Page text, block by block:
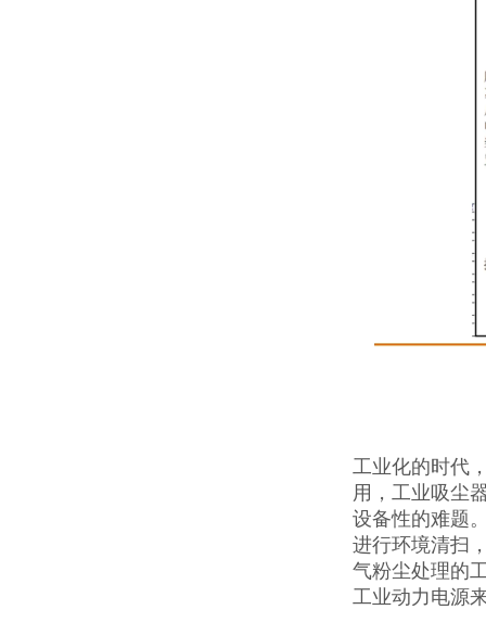
工业化的时代
用，工业吸尘
设备性的难题
进行环境清扫
气粉尘处理的
工业动力电源